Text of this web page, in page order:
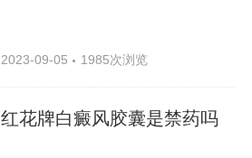
2023-09-05 1985次浏览
红花牌白癜风胶囊是禁药吗